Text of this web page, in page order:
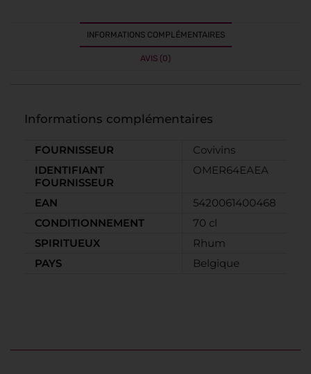
INFORMATIONS COMPLÉMENTAIRES
AVIS (0)
Informations complémentaires
FOURNISSEUR
Covivins
IDENTIFIANT
FOURNISSEUR
OMER64EAEA
EAN
5420061400468
CONDITIONNEMENT
70 cl
SPIRITUEUX
Rhum
PAYS
Belgique